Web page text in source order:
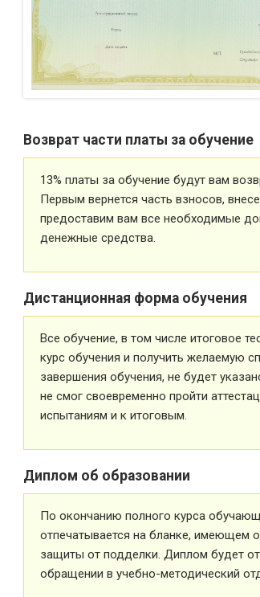
Возврат части платы за обучение
13% платы за обучение будут вам
Первым вернется часть взносов,
предоставим вам все необходимые
денежные средства.
Дистанционная форма обучения
Все обучение, в том числе итоговое
курс обучения и получить желаемую
завершения обучения, не будет
не смог своевременно пройти
испытаниям и к итоговым.
Диплом об образовании
По окончанию полного курса
отпечатывается на бланке, имеющем
защиты от подделки. Диплом будет
обращении в учебно-методический